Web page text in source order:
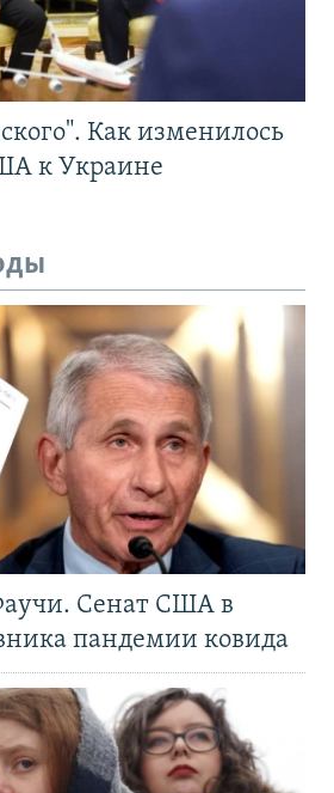
Как изменилось
к Украине
Сенат США в
пандемии ковида